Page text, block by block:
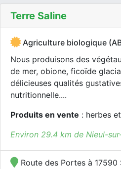
Terre Saline
Agriculture biologique
Nous produisons des
de mer, obione, ficoïde
délicieuses qualités
nutritionnelle....
Produits en vente : herbes
Environ 29.4 km de Nieul-
Route des Portes à